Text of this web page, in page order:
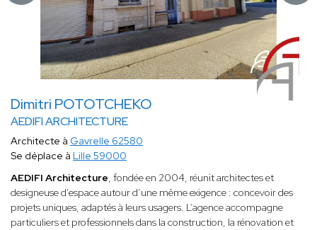
Dimitri POTOTCHEKO
AEDIFI ARCHITECTURE
Architecte à Gavrelle 62580
Se déplace à Lille 59000
AEDIFI Architecture, fondée en 2004, réunit architectes et
designeuse d’espace autour d’une même exigence : concevoir des
projets uniques, adaptés à leurs usagers. L’agence accompagne
particuliers et professionnels dans la construction, la rénovation et